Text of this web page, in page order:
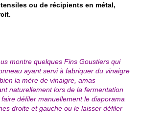
ou de récipients en métal,
montre quelques Fins Goustiers qui
ayant servi à fabriquer du vinaigre
la mère de vinaigre, amas
naturellement lors de la fermentation
défiler manuellement le diaporama
droite et gauche ou le laisser défiler